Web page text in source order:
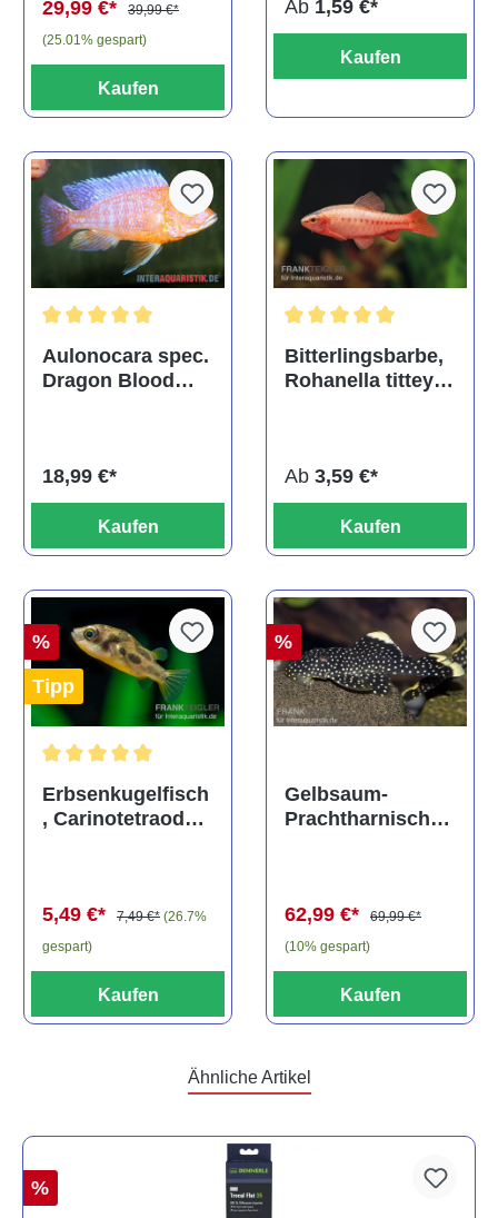
29,99 €*
39,99 €*
(25.01% gespart)
Kaufen
Ab 1,59 €*
Kaufen
Aulonocara spec.
Dragon Blood
18,99 €*
Kaufen
Bitterlingsbarbe,
Rohanella titteya,
Ab 3,59 €*
Kaufen
%
Tipp
Erbsenkugelfisch
, Carinotetraodon
5,49 €* 7,49 €* (26.7%
gespart)
Kaufen
%
Gelbsaum-
Prachtharnischw
62,99 €*
69,99 €*
(10% gespart)
Kaufen
Ähnliche Artikel
%